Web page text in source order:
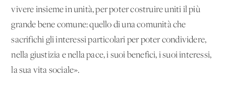
vivere insieme in unità, per poter costruire uniti il più
grande bene comune: quello di una comunità che
sacrifichi gli interessi particolari per poter condividere,
nella giustizia e nella pace, i suoi benefici, i suoi interessi,
la sua vita sociale».